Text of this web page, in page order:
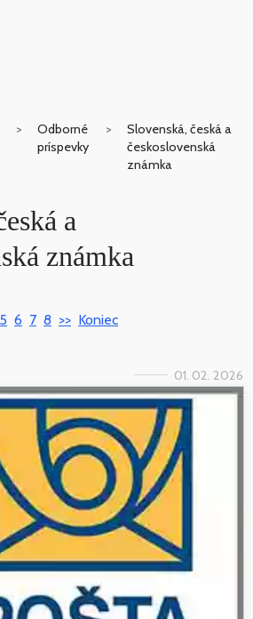
Odborné
príspevky
Slovenská, česká a
československá
známka
a
známka
5 6 7 8 >> Koniec
01. 02. 2026